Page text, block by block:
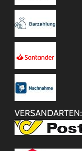
VERSANDARTEN: